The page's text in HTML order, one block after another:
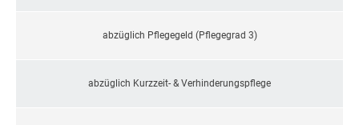
abzüglich Pflegegeld (Pflegegrad 3)
abzüglich Kurzzeit- & Verhinderungspflege